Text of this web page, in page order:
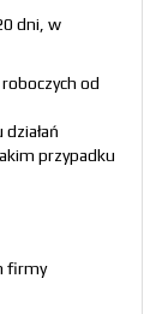
dni, w
od
przypadku
firmy